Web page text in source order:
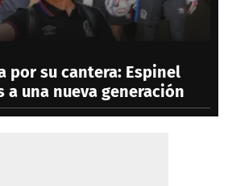
por su cantera: Espinel
a una nueva generación